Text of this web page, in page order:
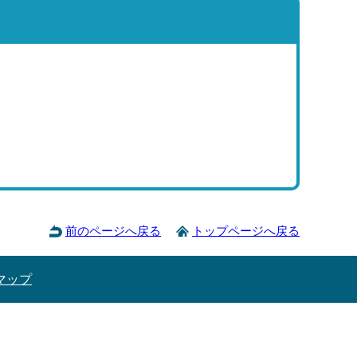
前のページへ戻る トップページへ戻る
ップ